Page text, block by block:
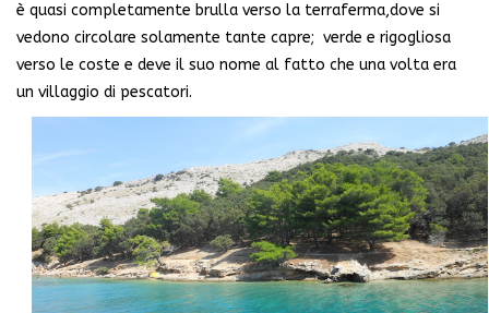
è quasi completamente brulla verso la terraferma,dove si
vedono circolare solamente tante capre; verde e rigogliosa
verso le coste e deve il suo nome al fatto che una volta era
un villaggio di pescatori.